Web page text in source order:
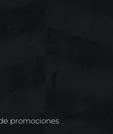
promociones